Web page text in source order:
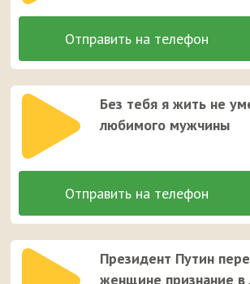
Без тебя я жить не
любимого мужчины
Президент Путин
женщине признание